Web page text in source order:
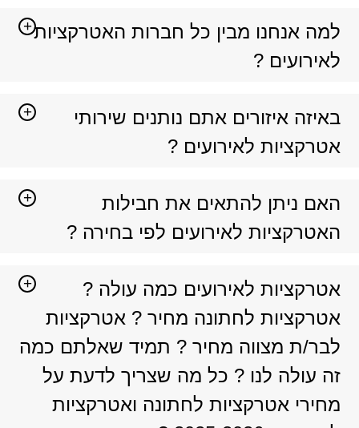
למה אנחנו מבין כל חברות האטרקציות
לאירועים ?
באיזה איזורים אתם נותנים שירותי
אטרקציות לאירועים ?
האם ניתן להתאים את חבילות
האטרקציות לאירועים לפי בחירה ?
אטרקציות לאירועים כמה עולה ?
אטרקציות לחתונה מחיר ? אטרקציות
לבר/ת מצווה מחיר ? תמיד שאלתם כמה
זה עולה לנו ? כל מה שצריך לדעת על
מחירי אטרקציות לחתונה ואטרקציות